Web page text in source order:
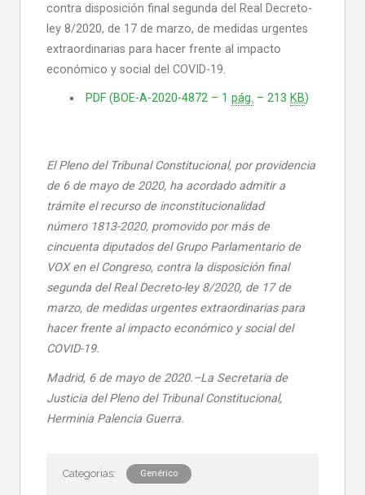
contra disposición final segunda del Real Decreto-
ley 8/2020, de 17 de marzo, de medidas urgentes
extraordinarias para hacer frente al impacto
económico y social del COVID-19.
PDF (BOE-A-2020-4872 – 1pág. – 213KB)
El Pleno del Tribunal Constitucional, por providencia
de 6 de mayo de 2020, ha acordado admitir a
trámite el recurso de inconstitucionalidad
número 1813-2020, promovido por más de
cincuenta diputados del Grupo Parlamentario de
VOX en el Congreso, contra la disposición final
segunda del Real Decreto-ley 8/2020, de 17 de
marzo, de medidas urgentes extraordinarias para
hacer frente al impacto económico y social del
COVID-19.
Madrid, 6 de mayo de 2020.–La Secretaria de
Justicia del Pleno del Tribunal Constitucional,
Herminia Palencia Guerra.
Genérico